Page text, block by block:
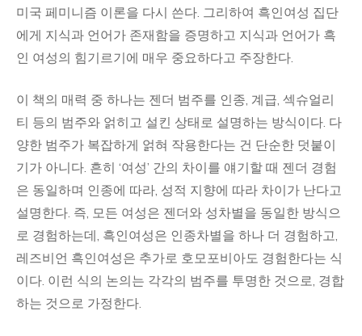
미국 페미니즘 이론을 다시 쓴다. 그리하여 흑인여성 집단
에게 지식과 언어가 존재함을 증명하고 지식과 언어가 흑
인 여성의 힘기르기에 매우 중요하다고 주장한다.
이 책의 매력 중 하나는 젠더 범주를 인종, 계급, 섹슈얼리
티 등의 범주와 얽히고 설킨 상태로 설명하는 방식이다. 다
양한 범주가 복잡하게 얽혀 작용한다는 건 단순한 덧붙이
기가 아니다. 흔히 ‘여성’ 간의 차이를 얘기할 때 젠더 경험
은 동일하며 인종에 따라, 성적 지향에 따라 차이가 난다고
설명한다. 즉, 모든 여성은 젠더와 성차별을 동일한 방식으
로 경험하는데, 흑인여성은 인종차별을 하나 더 경험하고,
레즈비언 흑인여성은 추가로 호모포비아도 경험한다는 식
이다. 이런 식의 논의는 각각의 범주를 투명한 것으로, 경합
하는 것으로 가정한다.